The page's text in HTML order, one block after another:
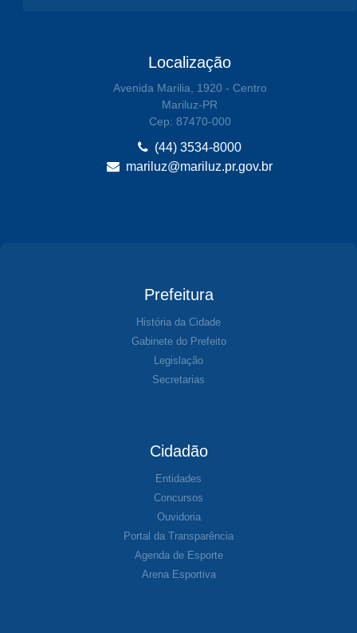
Localização
Avenida Marilia, 1920 - Centro
Mariluz-PR
Cep: 87470-000
(44) 3534-8000
mariluz@mariluz.pr.gov.br
Prefeitura
História da Cidade
Gabinete do Prefeito
Legislação
Secretarias
Cidadão
Entidades
Concursos
Ouvidoria
Portal da Transparência
Agenda de Esporte
Arena Esportiva